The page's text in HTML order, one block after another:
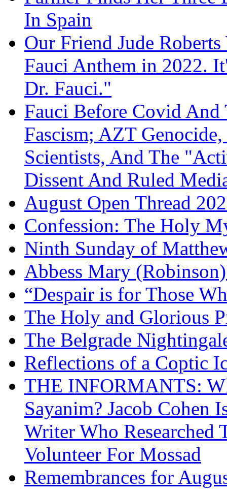
In Spain
Our Friend Jude
Fauci Anthem in 2022.
Dr. Fauci."
Fauci Before Covid
Fascism; AZT
Scientists, And The
Dissent And Ruled
August Open Thread
Confession: The Holy
Ninth Sunday of
Abbess Mary
“Despair is for Those
The Holy and Glorious
The Belgrade
Reflections of a Coptic
THE INFORMANTS:
Sayanim? Jacob Cohen
Writer Who Researched
Volunteer For Mossad
Remembrances for